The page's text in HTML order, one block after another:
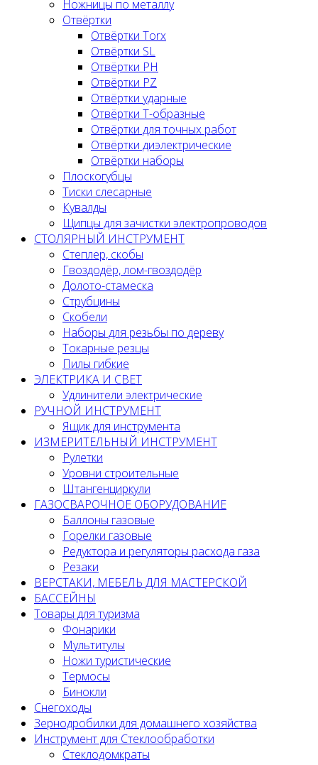
Ножницы по металлу
Отвёртки
Отвёртки Torx
Отвёртки SL
Отвёртки PH
Отвёртки PZ
Отвёртки ударные
Отвёртки Т-образные
Отвёртки для точных работ
Отвёртки диэлектрические
Отвёртки наборы
Плоскогубцы
Тиски слесарные
Кувалды
Щипцы для зачистки электропроводов
СТОЛЯРНЫЙ ИНСТРУМЕНТ
Степлер, скобы
Гвоздодёр, лом-гвоздодёр
Долото-стамеска
Струбцины
Скобели
Наборы для резьбы по дереву
Токарные резцы
Пилы гибкие
ЭЛЕКТРИКА И СВЕТ
Удлинители электрические
РУЧНОЙ ИНСТРУМЕНТ
Ящик для инструмента
ИЗМЕРИТЕЛЬНЫЙ ИНСТРУМЕНТ
Рулетки
Уровни строительные
Штангенциркули
ГАЗОСВАРОЧНОЕ ОБОРУДОВАНИЕ
Баллоны газовые
Горелки газовые
Редуктора и регуляторы расхода газа
Резаки
ВЕРСТАКИ, МЕБЕЛЬ ДЛЯ МАСТЕРСКОЙ
БАССЕЙНЫ
Товары для туризма
Фонарики
Мультитулы
Ножи туристические
Термосы
Бинокли
Снегоходы
Зернодробилки для домашнего хозяйства
Инструмент для Стеклообработки
Стеклодомкраты